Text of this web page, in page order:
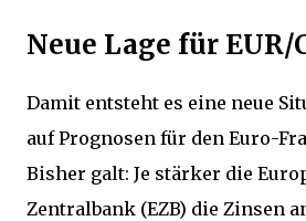
Neue Lage für EUR/
Damit entsteht es eine neue
auf Prognosen für den Euro-
Bisher galt: Je stärker die
Zentralbank (EZB) die Zinsen